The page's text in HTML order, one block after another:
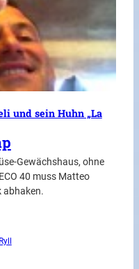
und sein Huhn „La
Gewächshaus, ohne
40 muss Matteo
abhaken.